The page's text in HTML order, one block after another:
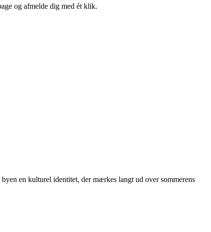
og afmelde dig med ét klik.
en kulturel identitet, der mærkes langt ud over sommerens